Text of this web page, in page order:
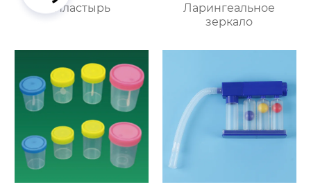
Пластырь
Ларингеальное
зеркало